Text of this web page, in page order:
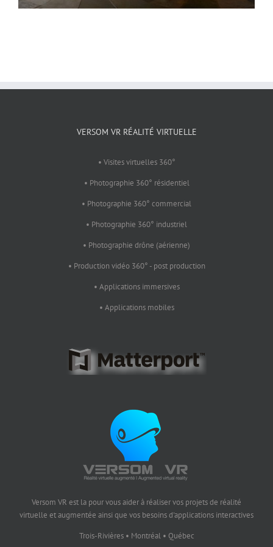
VERSOM VR RÉALITÉ VIRTUELLE
• Visites virtuelles 360°
• Photographie 360° résidentiel
• Photographie 360° commercial
• Photographie 360° industriel
• Photographie drône (aérienne)
• Production vidéo 360° - post production
• Applications immersives
• Applications mobiles
Versom VR est la pour vous aider à réaliser vos projets de réalité
virtuelle et augmentée ainsi que vos besoins d'applications interactives
Trois-Rivières • Montréal • Québec